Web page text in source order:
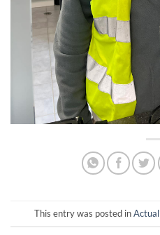
This entry was posted in